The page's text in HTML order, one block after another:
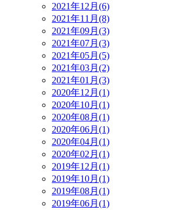
2021年12月(6)
2021年11月(8)
2021年09月(3)
2021年07月(3)
2021年05月(5)
2021年03月(2)
2021年01月(3)
2020年12月(1)
2020年10月(1)
2020年08月(1)
2020年06月(1)
2020年04月(1)
2020年02月(1)
2019年12月(1)
2019年10月(1)
2019年08月(1)
2019年06月(1)